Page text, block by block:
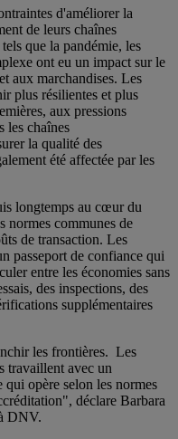
d'améliorer la
de leurs chaînes
que la pandémie, les
ont eu un impact sur le
aux marchandises. Les
plus résilientes et plus
aux pressions
les chaînes
la qualité des
été affectée par les
longtemps au cœur du
normes communes de
de transaction. Les
passeport de confiance qui
entre les économies sans
des inspections, des
supplémentaires
les frontières. Les
travaillent avec un
opère selon les normes
déclare Barbara
DNV.